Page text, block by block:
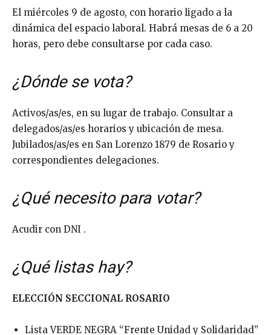
El miércoles 9 de agosto, con horario ligado a la
dinámica del espacio laboral. Habrá mesas de 6 a 20
horas, pero debe consultarse por cada caso.
¿Dónde se vota?
Activos/as/es, en su lugar de trabajo. Consultar a
delegados/as/es horarios y ubicación de mesa.
Jubilados/as/es en San Lorenzo 1879 de Rosario y
correspondientes delegaciones.
¿Qué necesito para votar?
Acudir con DNI .
¿Qué listas hay?
ELECCIÓN SECCIONAL ROSARIO
Lista VERDE NEGRA “Frente Unidad y Solidaridad”